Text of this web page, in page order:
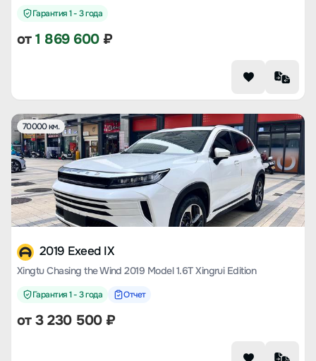
Гарантия 1 - 3 года
от1 869 600₽
70000 км.
2019 Exeed IX
Xingtu Chasing the Wind 2019 Model 1.6T Xingrui Edition
Гарантия 1 - 3 года Отчет
от3 230 500₽